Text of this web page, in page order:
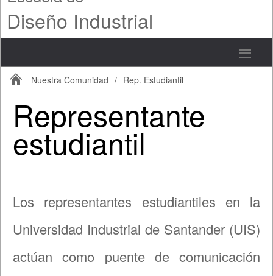
Diseño Industrial
Nuestra Comunidad / Rep. Estudiantil